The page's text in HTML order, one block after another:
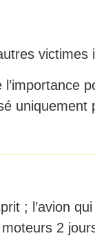
victimes
uniquement
; l’avion
2